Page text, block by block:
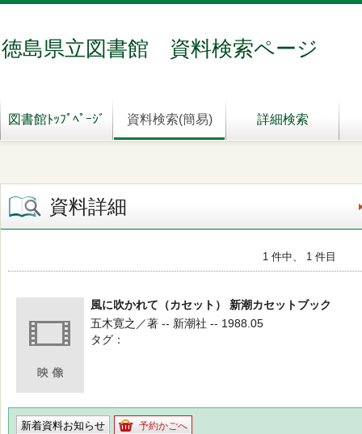
徳島県立図書館 資料検索ページ
図書館ﾄｯﾌﾟﾍﾟｰｼﾞ 資料検索(簡易) 詳細検索
資料詳細
1 件中、 1 件目
風に吹かれて（カセット） 新潮カセットブック
五木寛之／著 -- 新潮社 -- 1988.05
タグ
新着資料お知らせ 予約かごへ